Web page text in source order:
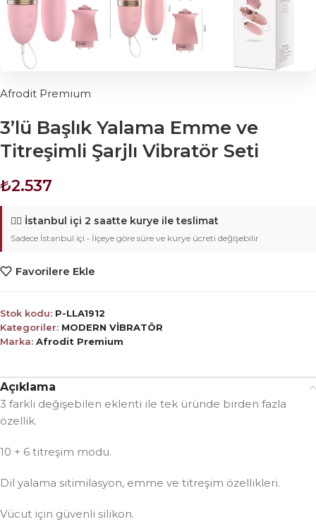
Afrodit Premium
3’lü Başlık Yalama Emme ve
Titreşimli Şarjlı Vibratör Seti
₺2.537
🚴‍♂️ İstanbul içi 2 saatte kurye ile teslimat
Sadece İstanbul içi • İlçeye göre süre ve kurye ücreti değişebilir
Favorilere Ekle
Stok kodu: P-LLA1912
Kategoriler: MODERN VİBRATÖR
Marka: Afrodit Premium
Açıklama
3 farklı değişebilen eklenti ile tek üründe birden fazla
özellik.
10 + 6 titreşim modu.
Dil yalama sitimilasyon, emme ve titreşim özellikleri.
Vücut için güvenli silikon.